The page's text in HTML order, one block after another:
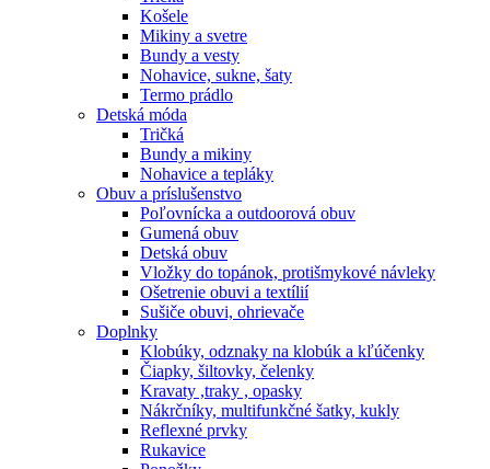
Košele
Mikiny a svetre
Bundy a vesty
Nohavice, sukne, šaty
Termo prádlo
Detská móda
Tričká
Bundy a mikiny
Nohavice a tepláky
Obuv a príslušenstvo
Poľovnícka a outdoorová obuv
Gumená obuv
Detská obuv
Vložky do topánok, protišmykové návleky
Ošetrenie obuvi a textílií
Sušiče obuvi, ohrievače
Doplnky
Klobúky, odznaky na klobúk a kľúčenky
Čiapky, šiltovky, čelenky
Kravaty ,traky , opasky
Nákrčníky, multifunkčné šatky, kukly
Reflexné prvky
Rukavice